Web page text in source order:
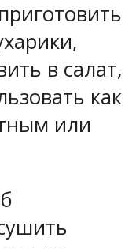
в салат,
как
или